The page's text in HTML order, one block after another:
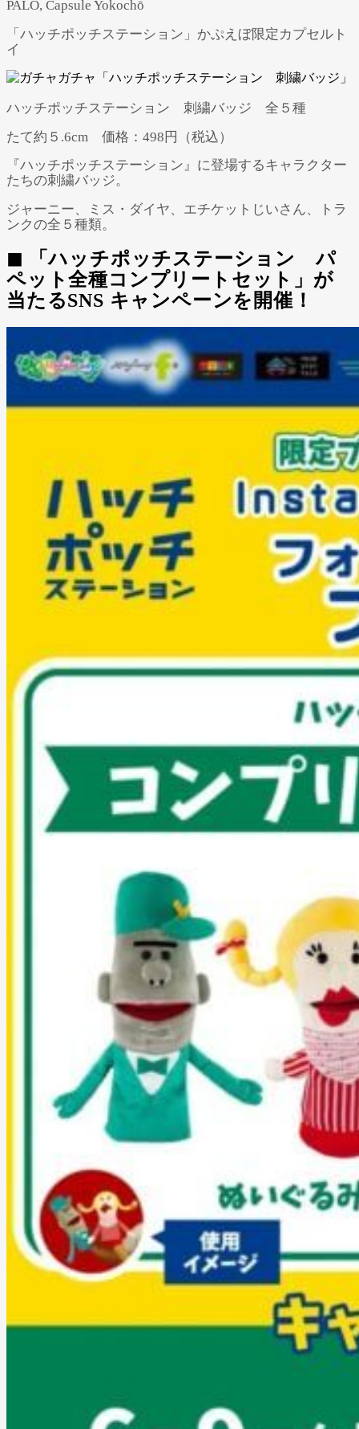
PALO, Capsule Yokochō
「ハッチポッチステーション」かぷえぼ限定カプセルト
イ
ハッチポッチステーション 刺繍バッジ 全５種
たて約５.6cm 価格：498円（税込）
『ハッチポッチステーション』に登場するキャラクター
たちの刺繍バッジ。
ジャーニー、ミス・ダイヤ、エチケットじいさん、トラ
ンクの全５種類。
◼ 「ハッチポッチステーション パ
ペット全種コンプリートセット」が
当たるSNS キャンペーンを開催！